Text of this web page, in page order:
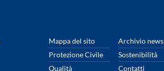
Mappa del sito
Archivio news
Protezione Civile
Sostenibilità
Qualità
Contatti